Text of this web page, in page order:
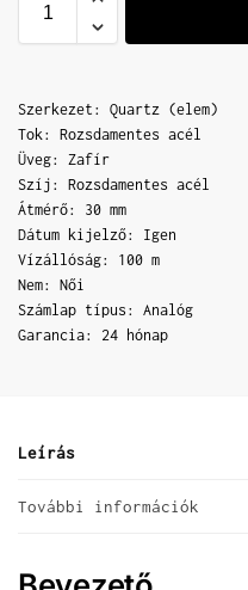
Szerkezet: Quartz (elem)
Tok: Rozsdamentes acél
Üveg: Zafír
Szíj: Rozsdamentes acél
Átmérő: 30 mm
Dátum kijelző: Igen
Vízállóság: 100 m
Nem: Női
Számlap típus: Analóg
Garancia: 24 hónap
Leírás
További információk